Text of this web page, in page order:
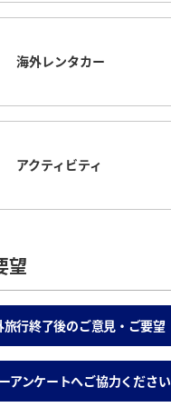
海外レンタカー
アクティビティ
望
旅行終了後のご意見・ご要望
アンケートへご協力ください